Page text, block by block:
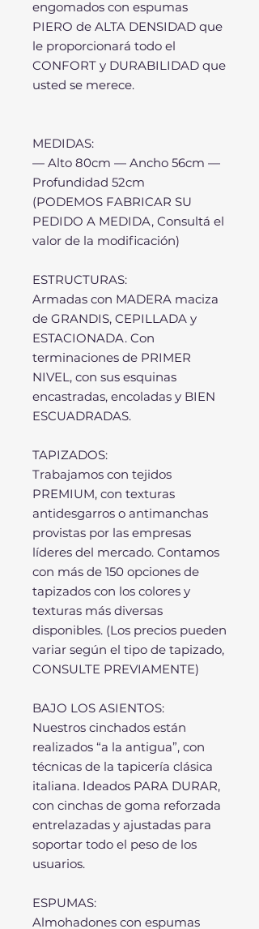
engomados con espumas
PIERO de ALTA DENSIDAD que
le proporcionará todo el
CONFORT y DURABILIDAD que
usted se merece.
MEDIDAS:
— Alto 80cm — Ancho 56cm —
Profundidad 52cm
(PODEMOS FABRICAR SU
PEDIDO A MEDIDA, Consultá el
valor de la modificación)
ESTRUCTURAS:
Armadas con MADERA maciza
de GRANDIS, CEPILLADA y
ESTACIONADA. Con
terminaciones de PRIMER
NIVEL, con sus esquinas
encastradas, encoladas y BIEN
ESCUADRADAS.
TAPIZADOS:
Trabajamos con tejidos
PREMIUM, con texturas
antidesgarros o antimanchas
provistas por las empresas
líderes del mercado. Contamos
con más de 150 opciones de
tapizados con los colores y
texturas más diversas
disponibles. (Los precios pueden
variar según el tipo de tapizado,
CONSULTE PREVIAMENTE)
BAJO LOS ASIENTOS:
Nuestros cinchados están
realizados “a la antigua”, con
técnicas de la tapicería clásica
italiana. Ideados PARA DURAR,
con cinchas de goma reforzada
entrelazadas y ajustadas para
soportar todo el peso de los
usuarios.
ESPUMAS:
Almohadones con espumas